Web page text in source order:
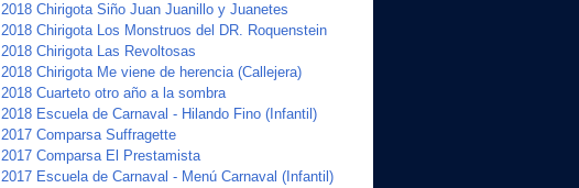
2018 Chirigota Siño Juan Juanillo y Juanetes
2018 Chirigota Los Monstruos del DR. Roquenstein
2018 Chirigota Las Revoltosas
2018 Chirigota Me viene de herencia (Callejera)
2018 Cuarteto otro año a la sombra
2018 Escuela de Carnaval - Hilando Fino (Infantil)
2017 Comparsa Suffragette
2017 Comparsa El Prestamista
2017 Escuela de Carnaval - Menú Carnaval (Infantil)